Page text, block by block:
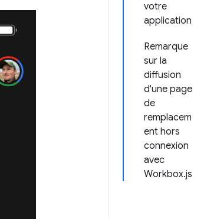
votre
application
Remarque
sur la
diffusion
d'une page
de
remplacem
ent hors
connexion
avec
Workbox.js